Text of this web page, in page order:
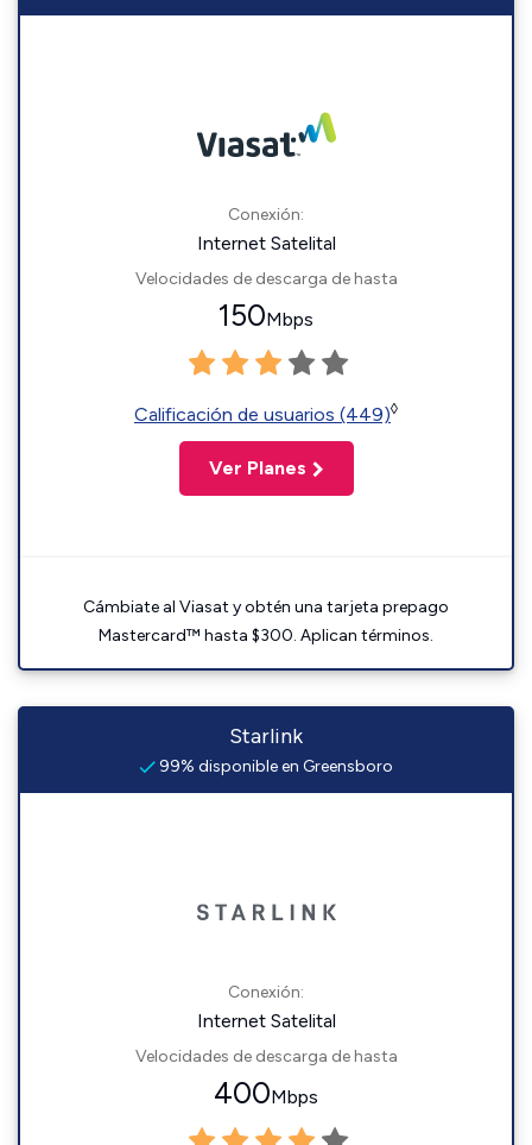
Conexión:
Internet Satelital
Velocidades de descarga de hasta
150Mbps
Calificación de usuarios (449)◊
Ver Planes
Cámbiate al Viasat y obtén una tarjeta prepago
Mastercard™ hasta $300. Aplican términos.
Starlink
99% disponible en Greensboro
Conexión:
Internet Satelital
Velocidades de descarga de hasta
400Mbps